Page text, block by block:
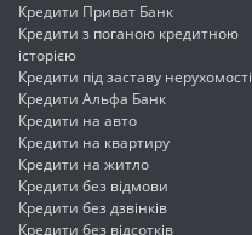
Кредити Приват Банк
Кредити з поганою кредитною
історією
Кредити під заставу нерухомості
Кредити Альфа Банк
Кредити на авто
Кредити на квартиру
Кредити на житло
Кредити без відмови
Кредити без дзвінків
Кредити без відсотків